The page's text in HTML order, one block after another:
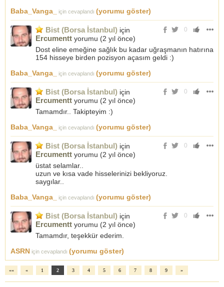
Baba_Vanga_
için cevaplandı (yorumu göster)
0
Bist (Borsa İstanbul) için
Ercumentt yorumu (2 yıl önce)
Dost eline emeğine sağlık bu kadar uğraşmanın hatırına
154 hisseye birden pozisyon açasım geldi :)
Baba_Vanga_
için cevaplandı (yorumu göster)
0
Bist (Borsa İstanbul) için
Ercumentt yorumu (2 yıl önce)
Tamamdır.. Takipteyim :)
Baba_Vanga_
için cevaplandı (yorumu göster)
0
Bist (Borsa İstanbul) için
Ercumentt yorumu (2 yıl önce)
üstat selamlar..
uzun ve kısa vade hisselerinizi bekliyoruz.
saygılar..
Baba_Vanga_
için cevaplandı (yorumu göster)
0
Bist (Borsa İstanbul) için
Ercumentt yorumu (2 yıl önce)
Tamamdır, teşekkür ederim.
ASRN için cevaplandı (yorumu göster)
«« « 1 2 3 4 5 6 7 8 9 »